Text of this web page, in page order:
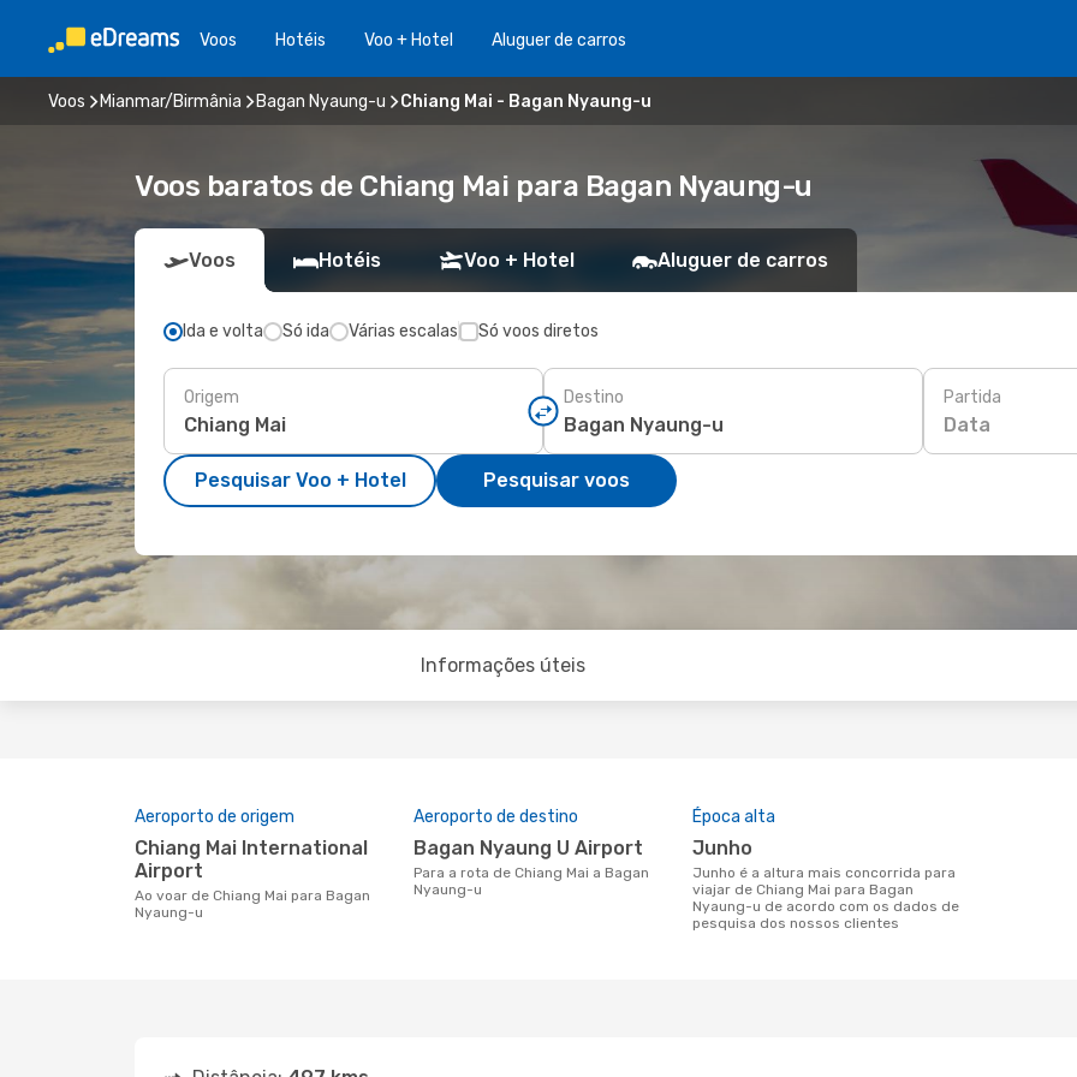
Voos Hotéis Voo + Hotel Aluguer de carros
Voos Mianmar/Birmânia Bagan Nyaung-u Chiang Mai - Bagan Nyaung-u
Voos baratos de Chiang Mai para Bagan Nyaung-u
Voos Hotéis Voo + Hotel Aluguer de carros
Ida e volta Só ida Várias escalas Só voos diretos
Origem Destino Partida
Data
Pesquisar Voo + Hotel Pesquisar voos
Informações úteis
Aeroporto de origem
Chiang Mai International
Airport
Ao voar de Chiang Mai para Bagan
Nyaung-u
Aeroporto de destino
Bagan Nyaung U Airport
Para a rota de Chiang Mai a Bagan
Nyaung-u
Época alta
junho
junho é a altura mais concorrida para
viajar de Chiang Mai para Bagan
Nyaung-u de acordo com os dados de
pesquisa dos nossos clientes